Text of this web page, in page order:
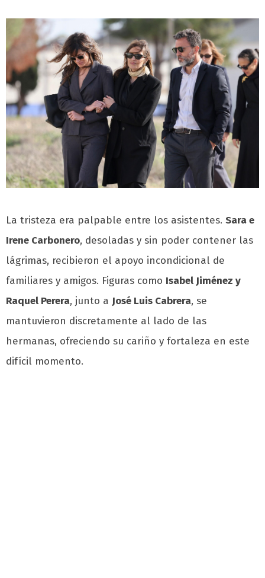
La tristeza era palpable entre los asistentes. Sara e
Irene Carbonero, desoladas y sin poder contener las
lágrimas, recibieron el apoyo incondicional de
familiares y amigos. Figuras como Isabel Jiménez y
Raquel Perera, junto a José Luis Cabrera, se
mantuvieron discretamente al lado de las
hermanas, ofreciendo su cariño y fortaleza en este
difícil momento.